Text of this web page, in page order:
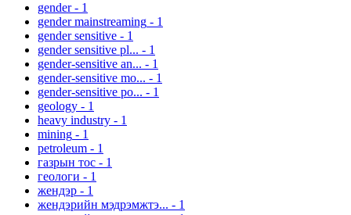
gender - 1
gender mainstreaming - 1
gender sensitive - 1
gender sensitive pl... - 1
gender-sensitive an... - 1
gender-sensitive mo... - 1
gender-sensitive po... - 1
geology - 1
heavy industry - 1
mining - 1
petroleum - 1
газрын тос - 1
геологи - 1
жендэр - 1
жендэрийн мэдрэмжтэ... - 1